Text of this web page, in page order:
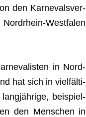
den Kar­ne­vals­ver­
West­fa­len
in Nord­
hat sich in viel­fäl­ti­
bei­spiel­
den Men­schen in